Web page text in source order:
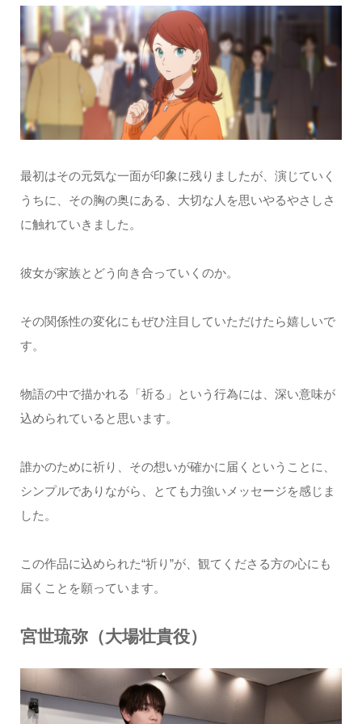
最初はその元気な一面が印象に残りましたが、演じていく
うちに、その胸の奥にある、大切な人を思いやるやさしさ
に触れていきました。
彼女が家族とどう向き合っていくのか。
その関係性の変化にもぜひ注目していただけたら嬉しいで
す。
物語の中で描かれる「祈る」という行為には、深い意味が
込められていると思います。
誰かのために祈り、その想いが確かに届くということに、
シンプルでありながら、とても力強いメッセージを感じま
した。
この作品に込められた“祈り”が、観てくださる方の心にも
届くことを願っています。
宮世琉弥（大場壮貴役）